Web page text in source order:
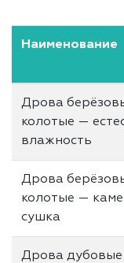
Наименование
Дрова
колотые —
влажность
Дрова
колотые —
сушка
Дрова дубовые